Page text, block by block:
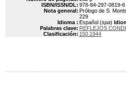
ISBN/ISSN/DL: 978-84-297-0819-6
Nota general: Prólogo de S.
229
Idioma : Español (spa)
Palabras clave: REFLEJOS
Clasificación: 150.1944